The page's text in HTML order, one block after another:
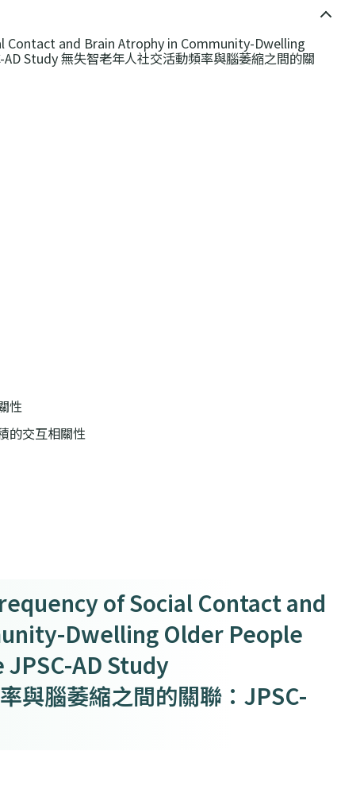
Contact and Brain Atrophy in Community-Dwelling
Study 無失智老年人社交活動頻率與腦萎縮之間的關
性
的交互相關性
of Social Contact and
Dwelling Older People
AD Study
與腦萎縮之間的關聯：JPSC-